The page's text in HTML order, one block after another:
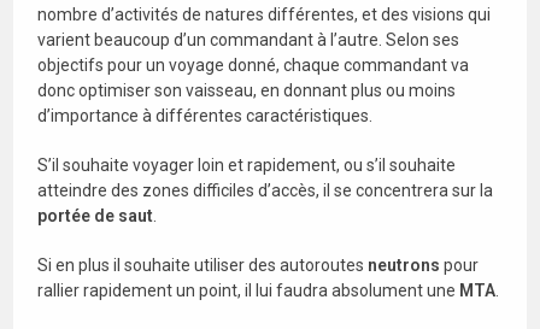
nombre d’activités de natures différentes, et des visions qui
varient beaucoup d’un commandant à l’autre. Selon ses
objectifs pour un voyage donné, chaque commandant va
donc optimiser son vaisseau, en donnant plus ou moins
d’importance à différentes caractéristiques.
S’il souhaite voyager loin et rapidement, ou s’il souhaite
atteindre des zones difficiles d’accès, il se concentrera sur la
portée de saut
Si en plus il souhaite utiliser des autoroutes neutrons pour
rallier rapidement un point, il lui faudra absolument une MTA